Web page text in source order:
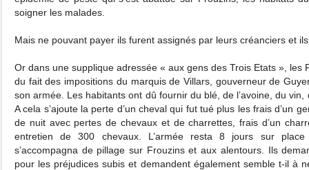
soigner les malades.
Mais ne pouvant payer ils furent assignés par leurs créanciers et
Or dans une supplique adressée « aux gens des Trois Etats », les
du fait des impositions du marquis de Villars, gouverneur de
son armée. Les habitants ont dû fournir du blé, de l’avoine, du
A cela s’ajoute la perte d’un cheval qui fut tué plus les frais d’un
de nuit avec pertes de chevaux et de charrettes, frais d’un
entretien de 300 chevaux. L’armée resta 8 jours sur
s’accompagna de pillage sur Frouzins et aux alentours. Ils
pour les préjudices subis et demandent également semble t-il à